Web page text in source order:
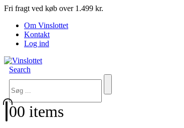
Fri fragt ved køb over 1.499 kr.
Om Vinslottet
Kontakt
Log ind
Search
00 items